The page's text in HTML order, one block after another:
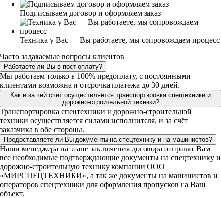
Подписываем договор и оформляем заказ
Техника у Вас — Вы работаете, мы сопровождаем процесс
Часто задаваемые вопросы клиентов
Работаете ли Вы в пост-оплату?
Мы работаем только в 100% предоплату, с постоянными
клиентами возможна и отсрочка платежа до 30 дней.
Как и за чей счёт осуществляется транспортировка спецтехники и
дорожно-строительной техники?
Транспортировка спецтехники и дорожно-строительной
техники осуществляется силами исполнителя, и за счёт
заказчика в обе стороны.
Предоставляете ли Вы документы на спецтехнику и на машинистов?
Наши менеджера на этапе заключения договора отправят Вам
все необходимые подтверждающие документы на спецтехнику и
дорожно-строительную технику компании ООО
«МИРСПЕЦТЕХНИКИ», а так же документы на машинистов и
операторов спецтехники для оформления пропусков на Ваш
объект.